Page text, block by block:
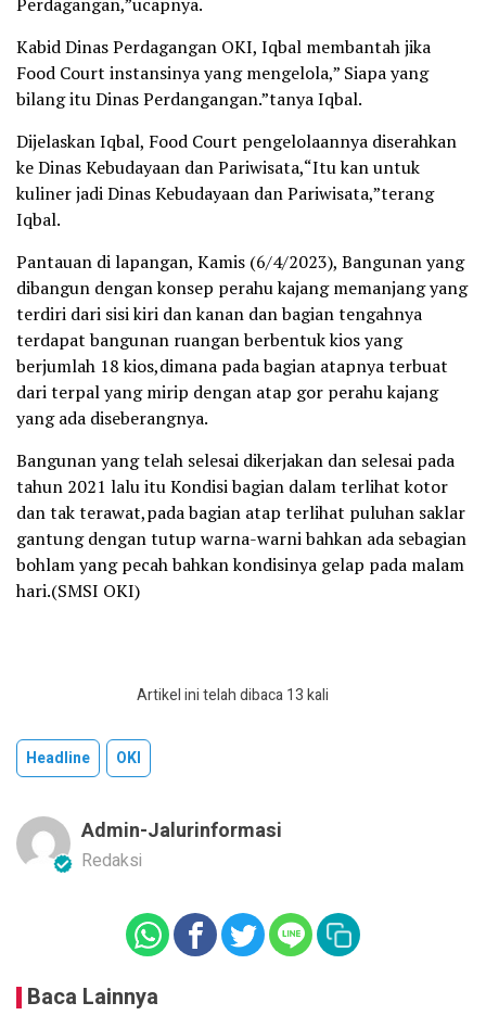
Kabid Dinas Perdagangan OKI, Iqbal membantah jika
Food Court instansinya yang mengelola,” Siapa yang
bilang itu Dinas Perdangangan.”tanya Iqbal.
Dijelaskan Iqbal, Food Court pengelolaannya diserahkan
ke Dinas Kebudayaan dan Pariwisata,“Itu kan untuk
kuliner jadi Dinas Kebudayaan dan Pariwisata,”terang
Iqbal.
Pantauan di lapangan, Kamis (6/4/2023), Bangunan yang
dibangun dengan konsep perahu kajang memanjang yang
terdiri dari sisi kiri dan kanan dan bagian tengahnya
terdapat bangunan ruangan berbentuk kios yang
berjumlah 18 kios,dimana pada bagian atapnya terbuat
dari terpal yang mirip dengan atap gor perahu kajang
yang ada diseberangnya.
Bangunan yang telah selesai dikerjakan dan selesai pada
tahun 2021 lalu itu Kondisi bagian dalam terlihat kotor
dan tak terawat,pada bagian atap terlihat puluhan saklar
gantung dengan tutup warna-warni bahkan ada sebagian
bohlam yang pecah bahkan kondisinya gelap pada malam
hari.(SMSI OKI)
Artikel ini telah dibaca 13 kali
Headline OKI
Admin-Jalurinformasi
Redaksi
Baca Lainnya